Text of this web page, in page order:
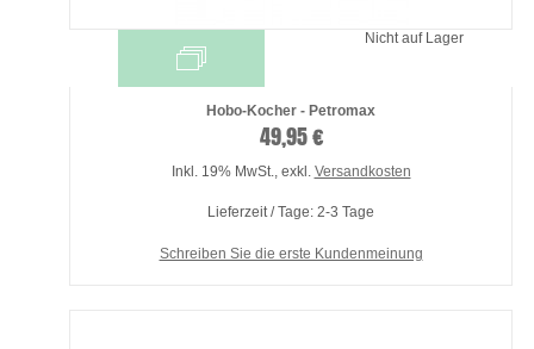
Nicht auf Lager
Hobo-Kocher - Petromax
49,95 €
Inkl. 19% MwSt., exkl. Versandkosten
Lieferzeit / Tage: 2-3 Tage
Schreiben Sie die erste Kundenmeinung